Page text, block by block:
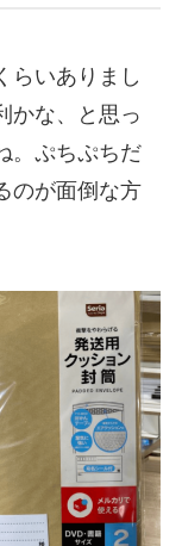
らいありまし
かな、と思っ
。ぷちぷちだ
のが面倒な方